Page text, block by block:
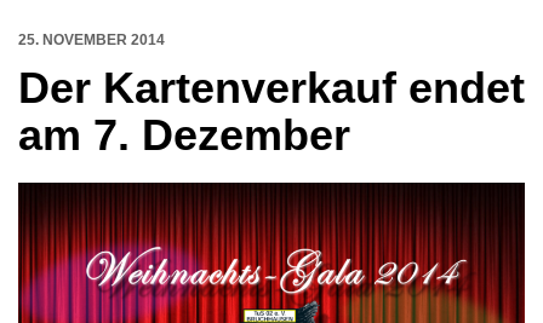
25. NOVEMBER 2014
Der Kartenverkauf endet
am 7. Dezember